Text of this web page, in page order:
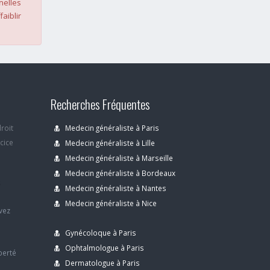
Recherches Fréquentes
Medecin généraliste à Paris
Medecin généraliste à Lille
Medecin généraliste à Marseille
Medecin généraliste à Bordeaux
Medecin généraliste à Nantes
Medecin généraliste à Nice
Gynécoloque à Paris
Ophtalmologue à Paris
Dermatologue à Paris